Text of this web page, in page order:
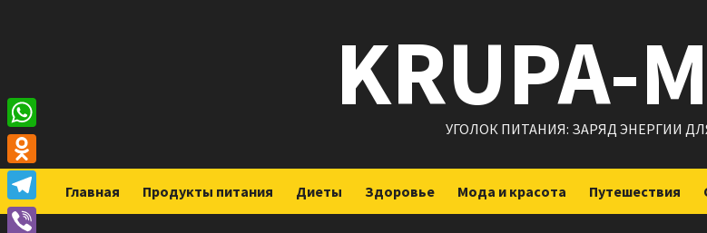
KRUPA-
УГОЛОК ПИТАНИЯ: ЗАРЯД ЭНЕРГИИ
Главная Продукты питания Диеты Здоровье Мода и красота Путешествия
WhatsApp
Odnoklassniki
Telegram